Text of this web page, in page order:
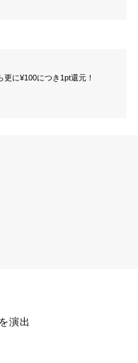
に¥100につき1pt還元！
演出